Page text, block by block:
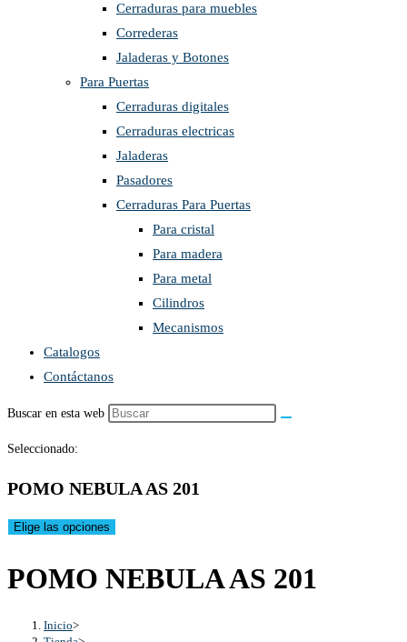
Cerraduras para muebles
Correderas
Jaladeras y Botones
Para Puertas
Cerraduras digitales
Cerraduras electricas
Jaladeras
Pasadores
Cerraduras Para Puertas
Para cristal
Para madera
Para metal
Cilindros
Mecanismos
Catalogos
Contáctanos
Buscar en esta web
Seleccionado:
POMO NEBULA AS 201
Elige las opciones
POMO NEBULA AS 201
Inicio>